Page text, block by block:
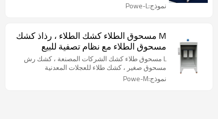
نموذج:Powe-L
M مسحوق الطلاء كشك الطلاء ، رذاذ كشك
مسحوق الطلاء مع نظام تصفية للبيع
L مسحوق طلاء كشك الشركات المصنعة ، كشك رش
مسحوق صغير ، كشك طلاء للعجلات المعدنية
نموذج:Powe-M